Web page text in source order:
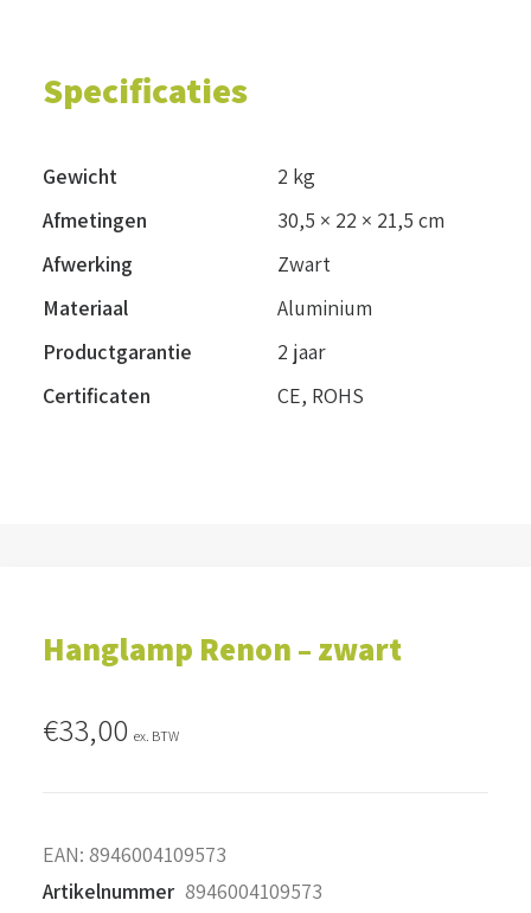
Specificaties
Gewicht
2 kg
Afmetingen
30,5 × 22 × 21,5 cm
Afwerking
Zwart
Materiaal
Aluminium
Productgarantie
2 jaar
Certificaten
CE, ROHS
Hanglamp Renon – zwart
€33,00 ex. BTW
EAN: 8946004109573
Artikelnummer 8946004109573